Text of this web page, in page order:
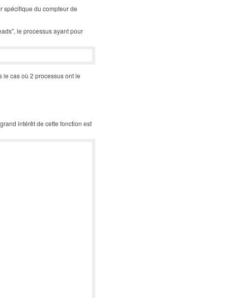
spécifique du compteur de
le processus ayant pour
le cas où 2 processus ont le
intérêt de cette fonction est